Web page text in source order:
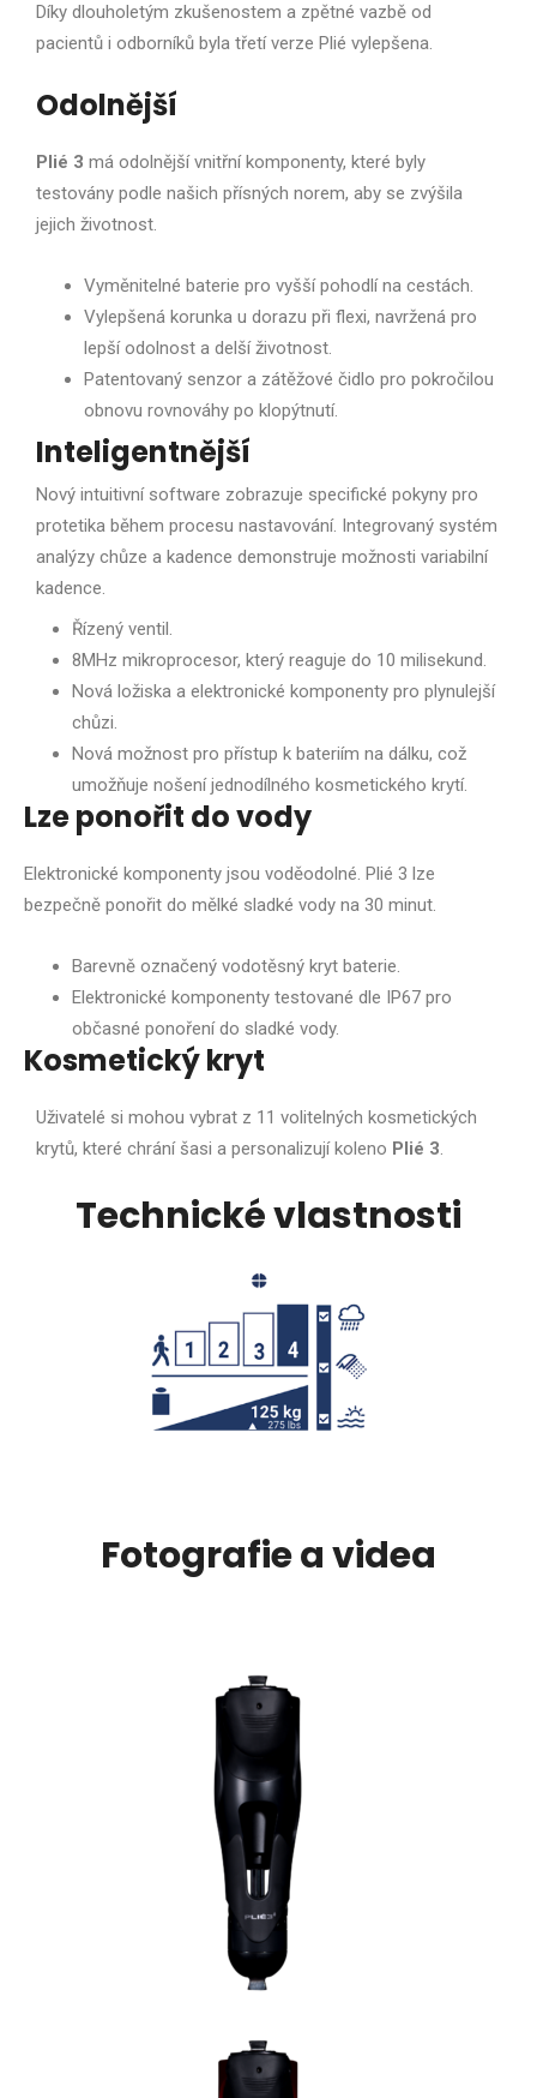
Díky dlouholetým zkušenostem a zpětné vazbě od
pacientů i odborníků byla třetí verze Plié vylepšena.
Odolnější
Plié 3 má odolnější vnitřní komponenty, které byly
testovány podle našich přísných norem, aby se zvýšila
jejich životnost.
Vyměnitelné baterie pro vyšší pohodlí na cestách.
Vylepšená korunka u dorazu při flexi, navržená pro
lepší odolnost a delší životnost.
Patentovaný senzor a zátěžové čidlo pro pokročilou
obnovu rovnováhy po klopýtnutí.
Inteligentnější
Nový intuitivní software zobrazuje specifické pokyny pro
protetika během procesu nastavování. Integrovaný systém
analýzy chůze a kadence demonstruje možnosti variabilní
kadence.
Řízený ventil.
8MHz mikroprocesor, který reaguje do 10 milisekund.
Nová ložiska a elektronické komponenty pro plynulejší
chůzi.
Nová možnost pro přístup k bateriím na dálku, což
umožňuje nošení jednodílného kosmetického krytí.
Lze ponořit do vody
Elektronické komponenty jsou voděodolné. Plié 3 lze
bezpečně ponořit do mělké sladké vody na 30 minut.
Barevně označený vodotěsný kryt baterie.
Elektronické komponenty testované dle IP67 pro
občasné ponoření do sladké vody.
Kosmetický kryt
Uživatelé si mohou vybrat z 11 volitelných kosmetických
krytů, které chrání šasi a personalizují koleno Plié 3.
Technické vlastnosti
Fotografie a videa